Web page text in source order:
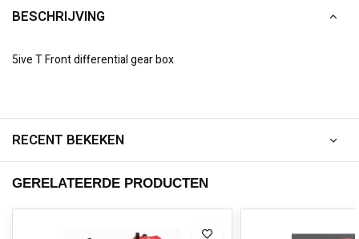
BESCHRIJVING
5ive T Front differential gear box
RECENT BEKEKEN
GERELATEERDE PRODUCTEN